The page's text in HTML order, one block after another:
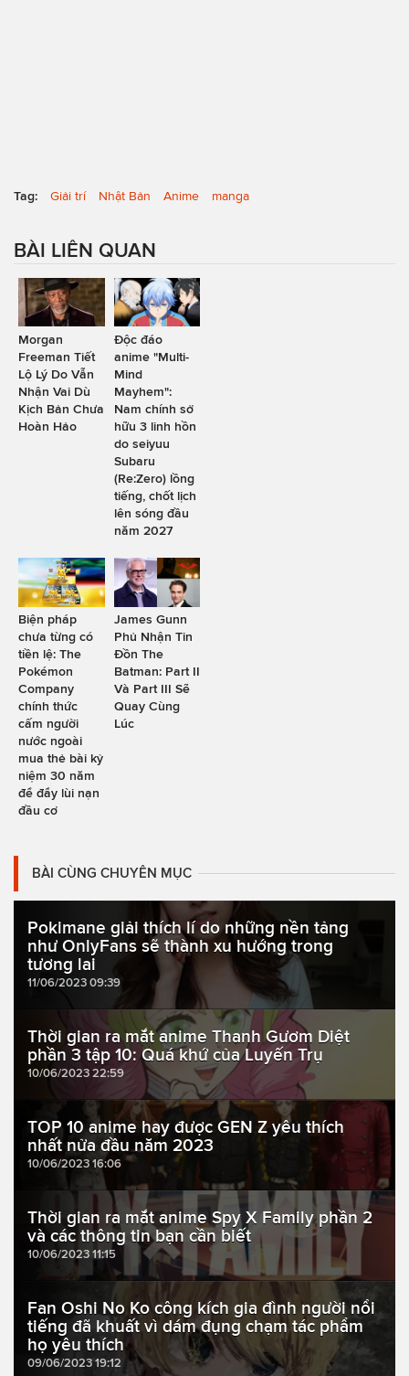
Tag: Giải trí Nhật Bản Anime manga
BÀI LIÊN QUAN
Morgan
Freeman Tiết
Lộ Lý Do Vẫn
Nhận Vai Dù
Kịch Bản Chưa
Hoàn Hảo
Độc đáo
anime "Multi-
Mind
Mayhem":
Nam chính sở
hữu 3 linh hồn
do seiyuu
Subaru
(Re:Zero) lồng
tiếng, chốt lịch
lên sóng đầu
năm 2027
Biện pháp
chưa từng có
tiền lệ: The
Pokémon
Company
chính thức
cấm người
nước ngoài
mua thẻ bài kỷ
niệm 30 năm
để đẩy lùi nạn
đầu cơ
James Gunn
Phủ Nhận Tin
Đồn The
Batman: Part II
Và Part III Sẽ
Quay Cùng
Lúc
BÀI CÙNG CHUYÊN MỤC
Pokimane giải thích lí do những nền tảng
như OnlyFans sẽ thành xu hướng trong
tương lai
11/06/2023 09:39
Thời gian ra mắt anime Thanh Gươm Diệt
phần 3 tập 10: Quá khứ của Luyến Trụ
10/06/2023 22:59
TOP 10 anime hay được GEN Z yêu thích
nhất nửa đầu năm 2023
10/06/2023 16:06
Thời gian ra mắt anime Spy X Family phần 2
và các thông tin bạn cần biết
10/06/2023 11:15
Fan Oshi No Ko công kích gia đình người nổi
tiếng đã khuất vì dám đụng chạm tác phẩm
họ yêu thích
09/06/2023 19:12